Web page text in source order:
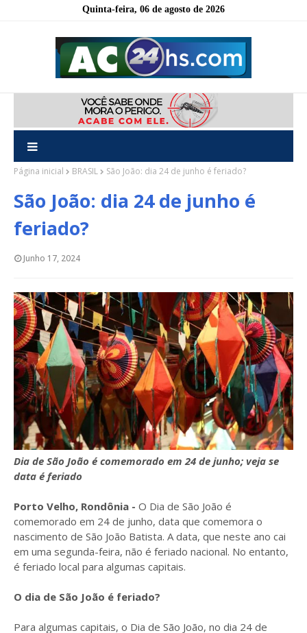
Quinta-feira, 06 de agosto de 2026
Página inicial BRASIL São João: dia 24 de junho é feriado?
São João: dia 24 de junho é
feriado?
Junho 17, 2024
Dia de São João é comemorado em 24 de junho; veja se
data é feriado
Porto Velho, Rondônia - O Dia de São João é
comemorado em 24 de junho, data que comemora o
nascimento de São João Batista. A data, que neste ano cai
em uma segunda-feira, não é feriado nacional. No entanto,
é feriado local para algumas capitais.
O dia de São João é feriado?
Para algumas capitais, o Dia de São João, no dia 24 de